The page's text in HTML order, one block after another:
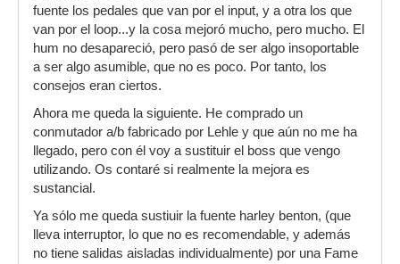
fuente los pedales que van por el input, y a otra los que
van por el loop...y la cosa mejoró mucho, pero mucho. El
hum no desapareció, pero pasó de ser algo insoportable
a ser algo asumible, que no es poco. Por tanto, los
consejos eran ciertos.
Ahora me queda la siguiente. He comprado un
conmutador a/b fabricado por Lehle y que aún no me ha
llegado, pero con él voy a sustituir el boss que vengo
utilizando. Os contaré si realmente la mejora es
sustancial.
Ya sólo me queda sustiuir la fuente harley benton, (que
lleva interruptor, lo que no es recomendable, y además
no tiene salidas aisladas individualmente) por una Fame